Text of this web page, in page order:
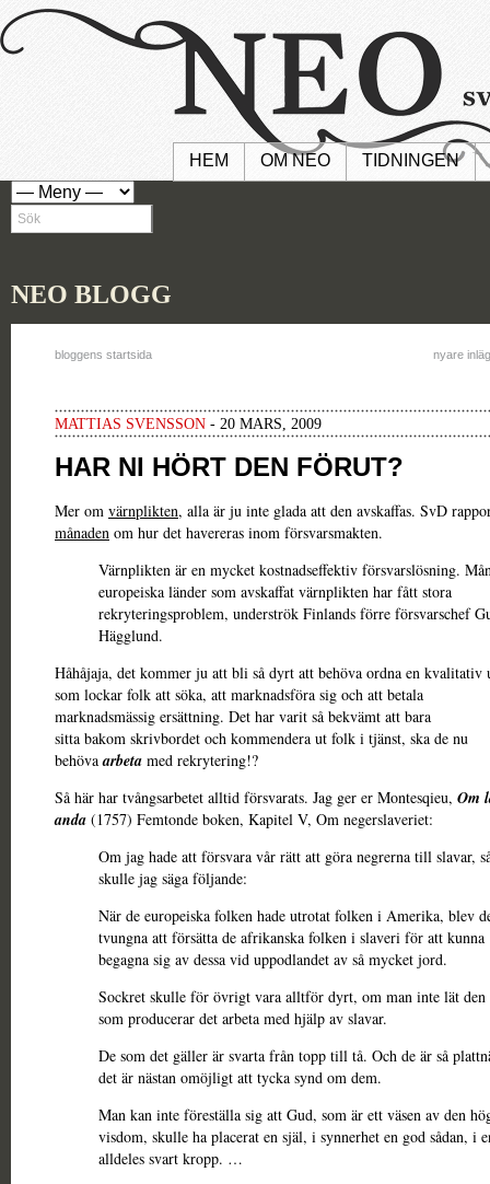
HEM OM NEO TIDNINGEN
NEO BLOGG
bloggens startsida nyare
MATTIAS SVENSSON - 20 MARS, 2009
HAR NI HÖRT DEN FÖRUT?
Mer om värnplikten, alla är ju inte glada att den avskaffas. SvD
månaden om hur det havereras inom försvarsmakten.
Värnplikten är en mycket kostnadseffektiv försvarslösning.
europeiska länder som avskaffat värnplikten har fått stora
rekryteringsproblem, underströk Finlands förre försvarschef
Hägglund.
Håhåjaja, det kommer ju att bli så dyrt att behöva ordna en kvalitativ
som lockar folk att söka, att marknadsföra sig och att betala
marknadsmässig ersättning. Det har varit så bekvämt att bara
sitta bakom skrivbordet och kommendera ut folk i tjänst, ska de nu
behövaarbeta med rekrytering!?
Så här har tvångsarbetet alltid försvarats. Jag ger er Montesqieu, Om
anda (1757) Femtonde boken, Kapitel V, Om negerslaveriet:
Om jag hade att försvara vår rätt att göra negrerna till slavar,
skulle jag säga följande:
När de europeiska folken hade utrotat folken i Amerika, blev
tvungna att försätta de afrikanska folken i slaveri för att kunna
begagna sig av dessa vid uppodlandet av så mycket jord.
Sockret skulle för övrigt vara alltför dyrt, om man inte lät den
som producerar det arbeta med hjälp av slavar.
De som det gäller är svarta från topp till tå. Och de är så
det är nästan omöjligt att tycka synd om dem.
Man kan inte föreställa sig att Gud, som är ett väsen av den
visdom, skulle ha placerat en själ, i synnerhet en god sådan, i
alldeles svart kropp. …